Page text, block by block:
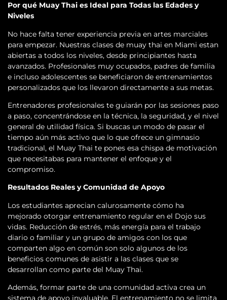
Por qué Muay Thai es Ideal para Todas las Edades y
Niveles
No hace falta tener experiencia previa en artes marciales
para empezar. Nuestras clases de muay thai en Miami estan
abiertas a todos los niveles, desde principiantes hasta
avanzados. Profesionales muy ocupados, padres de familia
e incluso adolescentes se beneficiaron de entrenamientos
personalizados que los llevaron directamente a sus metas.
Entrenadores profesionales te guiarán por las sesiones paso
a paso, concentrándose en la técnica, la seguridad, y el nivel
general de utilidad física. Si buscas un modo de pasar el
tiempo aún más activo que lo que ofrece un gimnasio
tradicional, el Muay Thai te pones esa chispa de motivación
que necesitabas para mantener el enfoque y el
compromiso.
Resultados Reales y Comunidad de Apoyo
Los estudiantes aprecian calurosamente cómo ha
mejorado otorgar entrenamiento regular en el Dojo sus
vidas. Reducción de estrés, más energía para el trabajo
diario o familiar y un grupo de amigos con los que
comparten algo en común son solo algunos de los
beneficios comunes de asistir a las clases que se
desarrollan como parte del Muay Thai.
Además, formar parte de una comunidad activa crea un
sistema de apoyo invaluable. El entrenamiento no se limita